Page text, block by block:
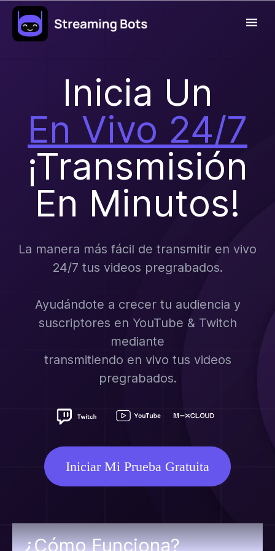
Inicia Un
En Vivo 24/7
¡transmisión
En Minutos!
La manera más fácil de transmitir en vivo
24/7 tus videos pregrabados.
Ayudándote a crecer tu audiencia y
suscriptores en YouTube & Twitch
mediante
transmitiendo en vivo tus videos
pregrabados.
Iniciar Mi Prueba Gratuita
¿Cómo Funciona?